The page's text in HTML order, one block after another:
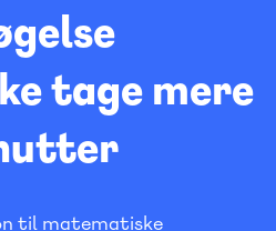
tage mere
til matematiske